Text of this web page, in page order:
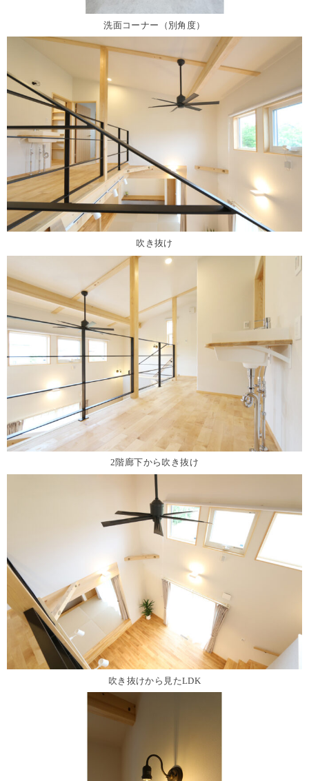
洗面コーナー（別角度）
吹き抜け
2階廊下から吹き抜け
吹き抜けから見たLDK